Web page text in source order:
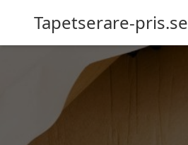
Tapetserare-pris.se